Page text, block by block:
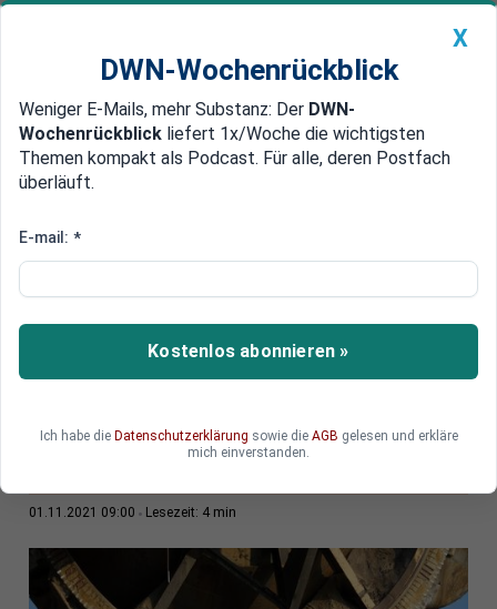
Newsticker MEIN DWN: Geldanlage Premium
Edelmetalle DWN-Magazin China
Preis verdreifacht sich: Droht
Der Preis für Kohle hat sich innerhalb von weniger
als einem Jahr verdreifacht.
Deutsche Wirtschaftsnachrichten
01.11.2021 09:00 Lesezeit: 4 min
X
DWN-Wochenrückblick
Weniger E-Mails, mehr Substanz: Der DWN-
Wochenrückblick liefert 1x/Woche die wichtigsten
Themen kompakt als Podcast. Für alle, deren Postfach
überläuft.
E-mail: *
Kostenlos abonnieren »
Ich habe die Datenschutzerklärung sowie die AGB gelesen und erkläre
mich einverstanden.